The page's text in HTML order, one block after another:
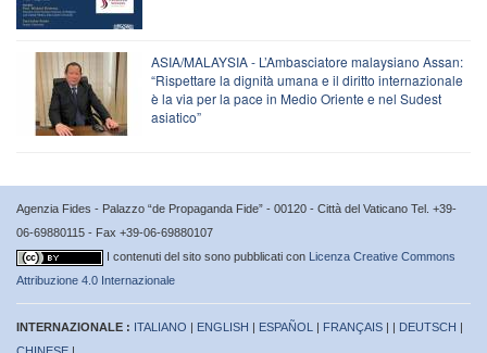
ASIA/MALAYSIA - L’Ambasciatore malaysiano Assan:
“Rispettare la dignità umana e il diritto internazionale
è la via per la pace in Medio Oriente e nel Sudest
asiatico”
Agenzia Fides - Palazzo “de Propaganda Fide” - 00120 - Città del Vaticano Tel. +39-
06-69880115 - Fax +39-06-69880107
I contenuti del sito sono pubblicati con Licenza Creative Commons
Attribuzione 4.0 Internazionale
INTERNAZIONALE : ITALIANO | ENGLISH | ESPAÑOL | FRANÇAIS | | DEUTSCH |